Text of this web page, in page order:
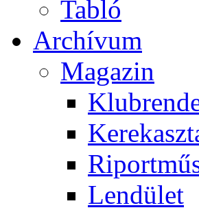
Tabló
Archívum
Magazin
Lendület